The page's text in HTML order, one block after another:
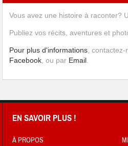
Vous avez une histoire à raconter?
Publiez vos récits, aventures et
Pour plus d'informations ,
Facebook , ou par Email
EN SAVOIR PLUS !
À PROPOS